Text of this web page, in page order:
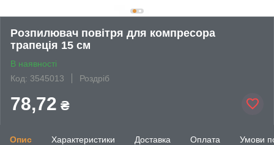
Розпилювач повітря для компресора
трапеція 15 см
В наявності
Код: 3545013
Роздріб
78,72 ₴
Опис Характеристики Доставка Оплата Умови